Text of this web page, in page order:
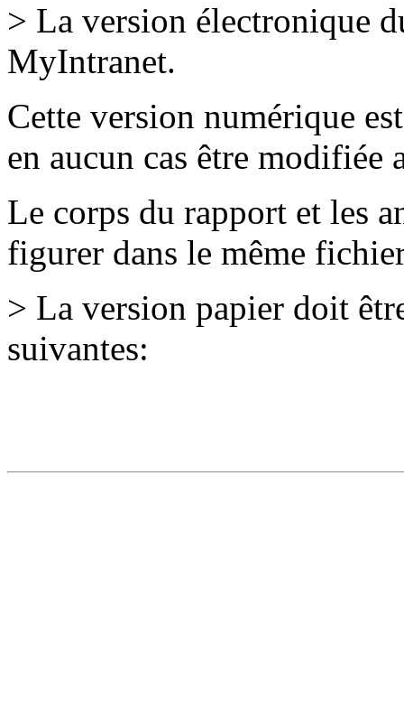
> La version électronique
MyIntranet.
Cette version numérique
en aucun cas être modifiée
Le corps du rapport et les
figurer dans le même
> La version papier doit
suivantes: